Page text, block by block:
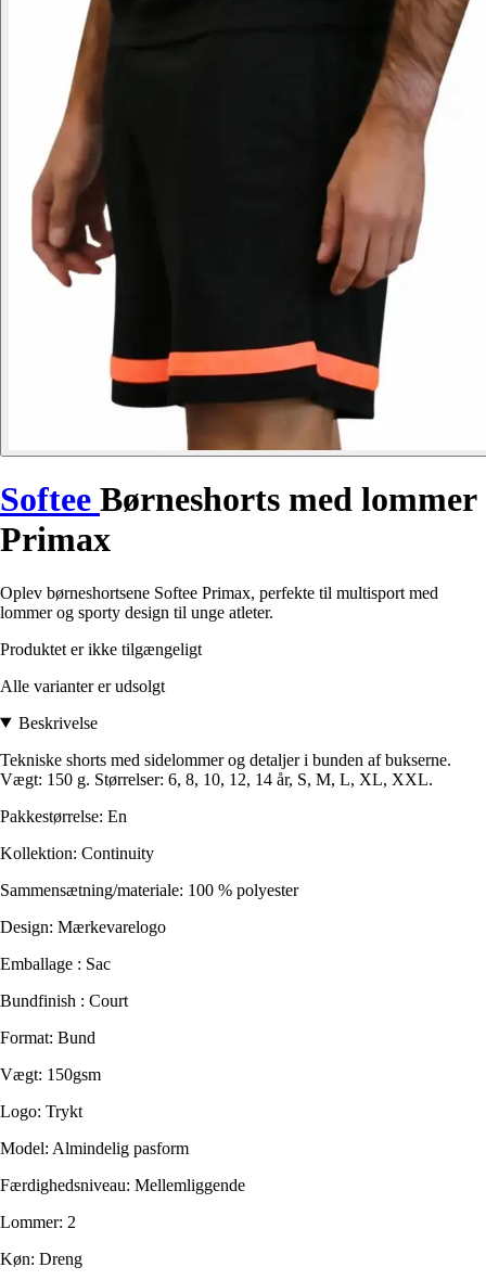
Softee Børneshorts med lommer
Primax
Oplev børneshortsene Softee Primax, perfekte til multisport med
lommer og sporty design til unge atleter.
Produktet er ikke tilgængeligt
Alle varianter er udsolgt
Beskrivelse
Tekniske shorts med sidelommer og detaljer i bunden af bukserne.
Vægt: 150 g. Størrelser: 6, 8, 10, 12, 14 år, S, M, L, XL, XXL.
Pakkestørrelse: En
Kollektion: Continuity
Sammensætning/materiale: 100 % polyester
Design: Mærkevarelogo
Emballage : Sac
Bundfinish : Court
Format: Bund
Vægt: 150gsm
Logo: Trykt
Model: Almindelig pasform
Færdighedsniveau: Mellemliggende
Lommer: 2
Køn: Dreng